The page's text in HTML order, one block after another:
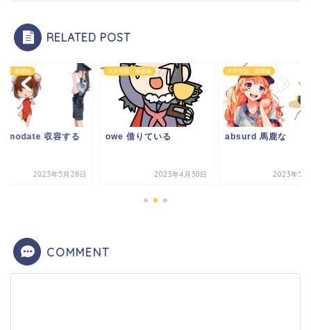
RELATED POST
験 - 基礎編
収容する
2023年5月28日
大学受験 - 基礎編
owe 借りている
2023年4月30日
大学受験 - 基礎編
absurd 馬鹿な
2023年5
COMMENT